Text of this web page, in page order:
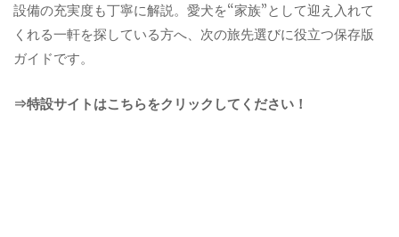
設備の充実度も丁寧に解説。愛犬を“家族”として迎え入れて
くれる一軒を探している方へ、次の旅先選びに役立つ保存版
ガイドです。
⇒特設サイトはこちらをクリックしてください！